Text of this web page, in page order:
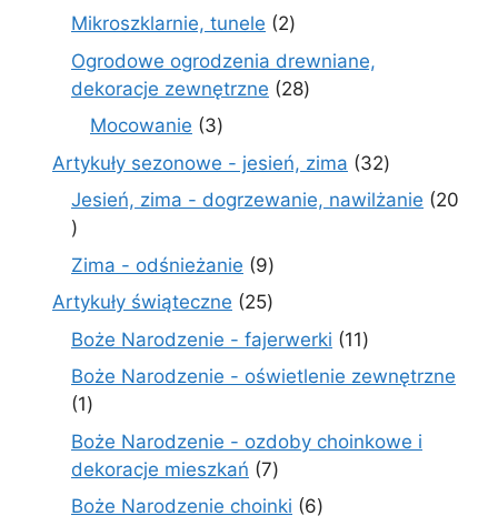
produkty
Mikroszklarnie, tunele 22
produkty
Ogrodowe ogrodzenia drewniane,
dekoracje zewnętrzne
2828
Mocowanie 33
produkty
Artykuły sezonowe - jesień, zima 3232
produkty
Jesień, zima - dogrzewanie, nawilżanie
20
20
produktów
Zima - odśnieżanie 99
produktów
Artykuły świąteczne 2525
produktów
Boże Narodzenie - fajerwerki 1111
produktów
Boże Narodzenie - oświetlenie zewnętrzne
11
produkt
Boże Narodzenie - ozdoby choinkowe i
dekoracje mieszkań 77
produktów
Boże Narodzenie choinki 66